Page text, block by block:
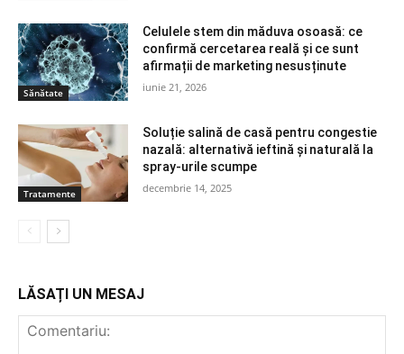
Sănătate
Celulele stem din măduva osoasă: ce
confirmă cercetarea reală și ce sunt
afirmații de marketing nesusținute
iunie 21, 2026
Tratamente
Soluție salină de casă pentru congestie
nazală: alternativă ieftină și naturală la
spray-urile scumpe
decembrie 14, 2025
LĂSAȚI UN MESAJ